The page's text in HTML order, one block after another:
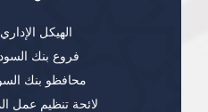
الهيكل
فروع بنك
محافظو بنك
لائحة تنظيم عمل